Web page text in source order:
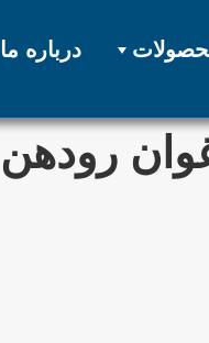
درباره ما
رودهن